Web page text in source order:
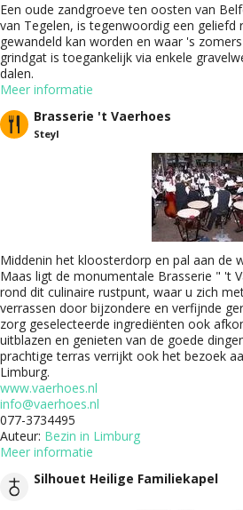
Een oude zandgroeve ten oosten van
van Tegelen, is tegenwoordig een geliefd
gewandeld kan worden en waar 's
grindgat is toegankelijk via enkele
dalen.
Meer informatie
Brasserie 't Vaerhoes
Steyl
Middenin het kloosterdorp en pal aan de
Maas ligt de monumentale Brasserie " 't
rond dit culinaire rustpunt, waar u zich
verrassen door bijzondere en verfijnde
zorg geselecteerde ingrediënten ook
uitblazen en genieten van de goede
prachtige terras verrijkt ook het bezoek
Limburg.
www.vaerhoes.nl
info@vaerhoes.nl
077-3734495
Auteur: Bezin in Limburg
Meer informatie
Silhouet Heilige Familiekapel